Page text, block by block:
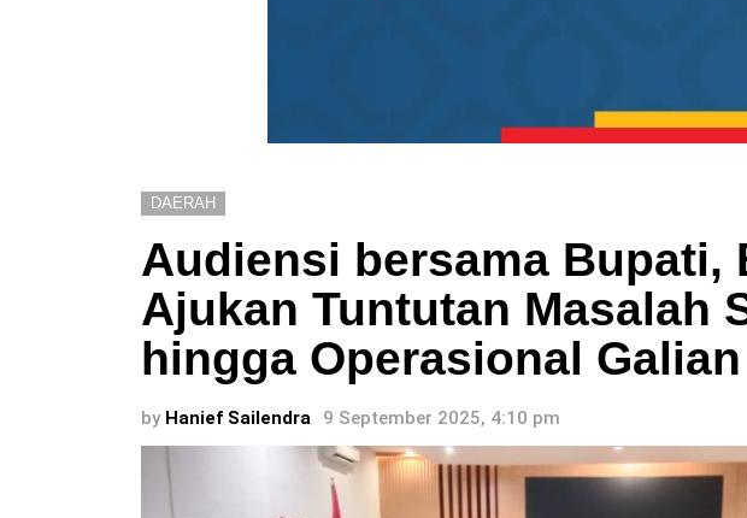
DAERAH
Audiensi bersama Bupati,
Ajukan Tuntutan Masalah
hingga Operasional
by Hanief Sailendra 9 September 2025, 4:10 pm